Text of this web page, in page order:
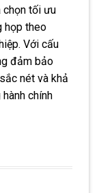
chọn tối ưu
họp theo
Với cấu
đảm bảo
nét và khả
chính